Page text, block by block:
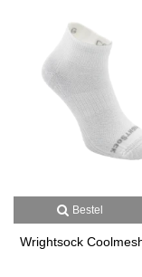
Bestel
Wrightsock